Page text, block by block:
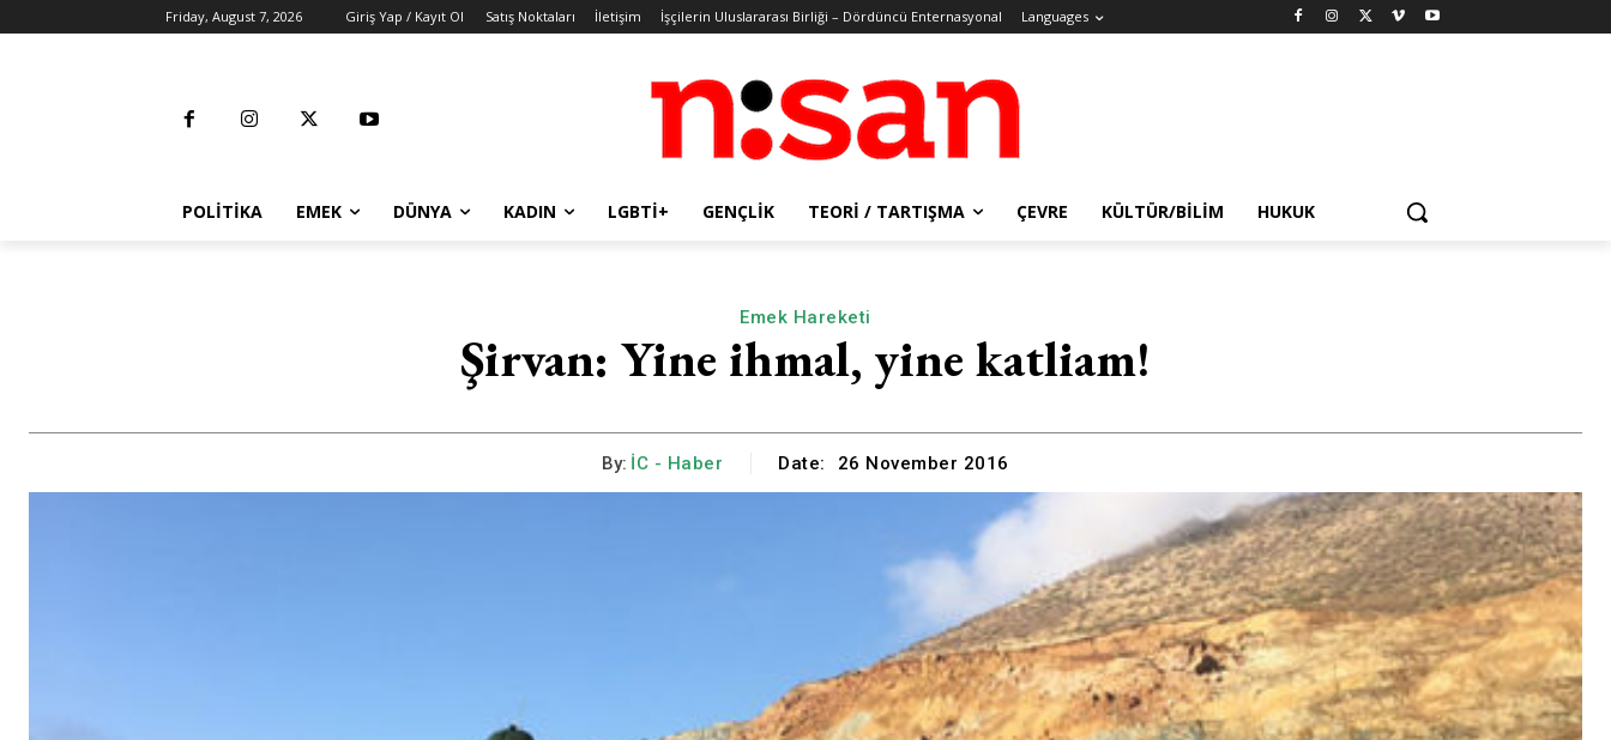
Friday, August 7, 2026 Giriş Yap / Kayıt Ol Satış Noktaları İletişim İşçilerin Uluslararası Birliği – Dördüncü Enternasyonal Languages
POLITIKA EMEK DÜNYA KADIN LGBTİ+ GENÇLIK TEORI / TARTIŞMA ÇEVRE KÜLTÜR/BILIM HUKUK
Emek Hareketi
Şirvan: Yine ihmal, yine katliam!
By: İC - Haber Date: 26 November 2016